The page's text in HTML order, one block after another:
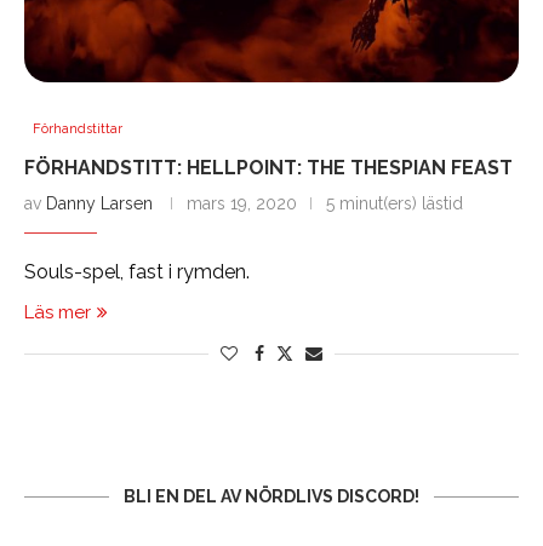
Förhandstittar
FÖRHANDSTITT: HELLPOINT: THE THESPIAN FEAST
av Danny Larsen mars 19, 2020 5 minut(ers) lästid
Souls-spel, fast i rymden.
Läs mer
BLI EN DEL AV NÖRDLIVS DISCORD!